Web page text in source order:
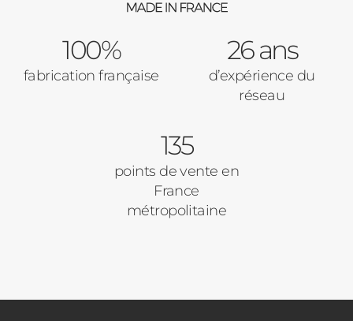
Baies Vitrées
Volets Roulants
Pergolas
Pavillon
100%
fabrication française
26 ans
d’expérience du
réseau
135
points de vente en
France
métropolitaine